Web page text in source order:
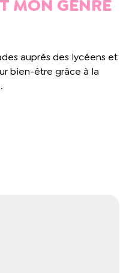
MON GENRE
auprès des lycéens et
bien-être grâce à la